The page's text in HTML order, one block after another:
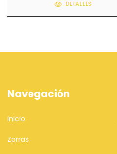
DETALLES
Navegación
Inicio
Zorras